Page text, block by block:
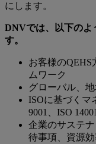
にします。
DNVでは、以下のよ
す。
お客様の
ムワーク
グローバル、
ISOに基づくマ
9001、ISO
企業のサステ
待事項、資源効